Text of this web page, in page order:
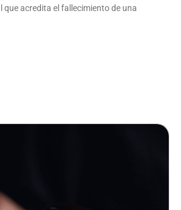
que acredita el fallecimiento de una